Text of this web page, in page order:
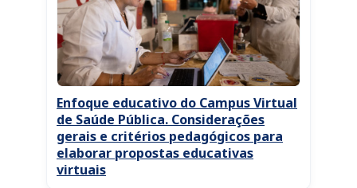
Enfoque educativo do Campus Virtual
de Saúde Pública. Considerações
gerais e critérios pedagógicos para
elaborar propostas educativas
virtuais